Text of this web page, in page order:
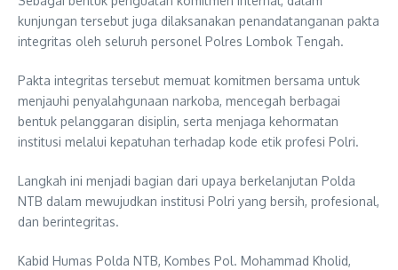
kunjungan tersebut juga dilaksanakan penandatanganan pakta
integritas oleh seluruh personel Polres Lombok Tengah.
Pakta integritas tersebut memuat komitmen bersama untuk
menjauhi penyalahgunaan narkoba, mencegah berbagai
bentuk pelanggaran disiplin, serta menjaga kehormatan
institusi melalui kepatuhan terhadap kode etik profesi Polri.
Langkah ini menjadi bagian dari upaya berkelanjutan Polda
NTB dalam mewujudkan institusi Polri yang bersih, profesional,
dan berintegritas.
Kabid Humas Polda NTB, Kombes Pol. Mohammad Kholid,